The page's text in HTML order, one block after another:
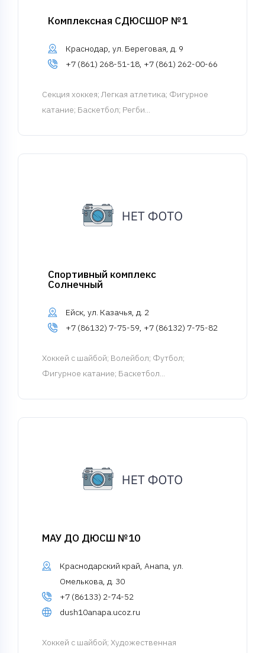
Комплексная СДЮСШОР №1
Краснодар, ул. Береговая, д. 9
+7 (861) 268-51-18, +7 (861) 262-00-66
Cекция хоккея; Легкая атлетика; Фигурное
катание; Баскетбол; Регби...
Спортивный комплекс
Солнечный
Ейск, ул. Казачья, д. 2
+7 (86132) 7-75-59, +7 (86132) 7-75-82
Хоккей с шайбой; Волейбол; Футбол;
Фигурное катание; Баскетбол...
МАУ ДО ДЮСШ №10
Краснодарский край, Анапа, ул.
Омелькова, д. 30
+7 (86133) 2-74-52
dush10anapa.ucoz.ru
Хоккей с шайбой; Художественная